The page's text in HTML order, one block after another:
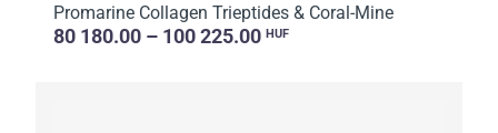
Promarine Collagen Trieptides & Coral-Mine
80 180.00 – 100 225.00 HUF